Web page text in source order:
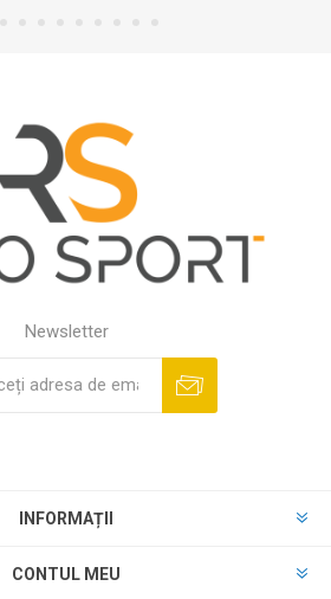
Newsletter
INFORMAȚII
CONTUL MEU